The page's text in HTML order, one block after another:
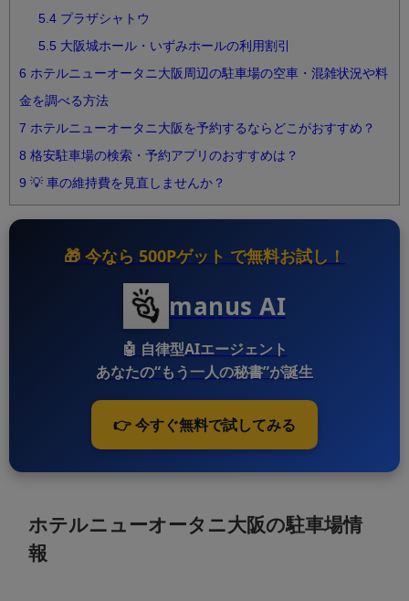
5.4 プラザシャトウ
5.5 大阪城ホール・いずみホールの利用割引
6 ホテルニューオータニ大阪周辺の駐車場の空車・混雑状況や料
金を調べる方法
7 ホテルニューオータニ大阪を予約するならどこがおすすめ？
8 格安駐車場の検索・予約アプリのおすすめは？
9 💡 車の維持費を見直しませんか？
🎁 今なら 500Pゲット で無料お試し！
manus AI
🤖 自律型AIエージェント
あなたの“もう一人の秘書”が誕生
👉 今すぐ無料で試してみる
ホテルニューオータニ大阪の駐車場情
報